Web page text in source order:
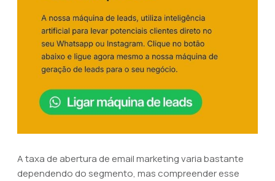
A taxa de abertura de email marketing varia bastante
dependendo do segmento, mas compreender esse